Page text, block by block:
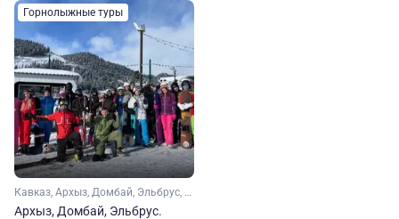
Горнолыжные туры
Кавказ, Архыз, Домбай, Эльбрус, Карачаево-Черкесия, Кабардино-Балкария
Архыз, Домбай, Эльбрус.